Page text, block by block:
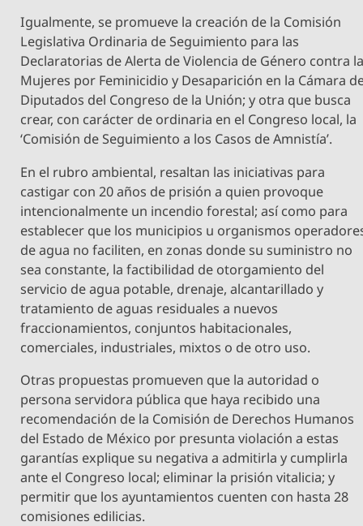
Igualmente, se promueve la creación de la Comisión
Legislativa Ordinaria de Seguimiento para las
Declaratorias de Alerta de Violencia de Género contra
Mujeres por Feminicidio y Desaparición en la Cámara
Diputados del Congreso de la Unión; y otra que busca
crear, con carácter de ordinaria en el Congreso local, la
‘Comisión de Seguimiento a los Casos de Amnistía’.
En el rubro ambiental, resaltan las iniciativas para
castigar con 20 años de prisión a quien provoque
intencionalmente un incendio forestal; así como para
establecer que los municipios u organismos
de agua no faciliten, en zonas donde su suministro no
sea constante, la factibilidad de otorgamiento del
servicio de agua potable, drenaje, alcantarillado y
tratamiento de aguas residuales a nuevos
fraccionamientos, conjuntos habitacionales,
comerciales, industriales, mixtos o de otro uso.
Otras propuestas promueven que la autoridad o
persona servidora pública que haya recibido una
recomendación de la Comisión de Derechos Humanos
del Estado de México por presunta violación a estas
garantías explique su negativa a admitirla y cumplirla
ante el Congreso local; eliminar la prisión vitalicia; y
permitir que los ayuntamientos cuenten con hasta 28
comisiones edilicias.